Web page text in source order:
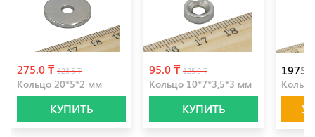
275.0 ₸ 323.5 ₸
Кольцо 20*5*2 мм
КУПИТЬ
95.0 ₸ 125.0 ₸
Кольцо 10*7*3,5*3 мм
КУПИТЬ